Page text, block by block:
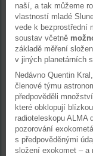
naší, a tak můžeme
vlastností mladé
vede k bezprostřední
soustav včetně
základě měření
v jiných planetárních
Nedávno Quentin
členové týmu
předpověděli
které obklopují
radioteleskopu ALMA
pozorování
s předpověděnými
složení exokomet – a